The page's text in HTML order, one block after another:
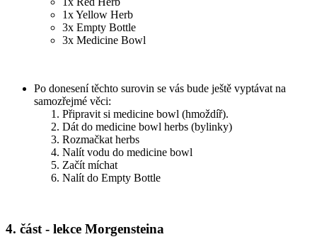
1x Yellow Herb
3x Empty Bottle
3x Medicine Bowl
Po donesení těchto surovin se vás bude ještě vyptávat na
samozřejmé věci:
Připravit si medicine bowl (hmoždíř).
Dát do medicine bowl herbs (bylinky)
Rozmačkat herbs
Nalít vodu do medicine bowl
Začít míchat
Nalít do Empty Bottle
4. část - lekce Morgensteina